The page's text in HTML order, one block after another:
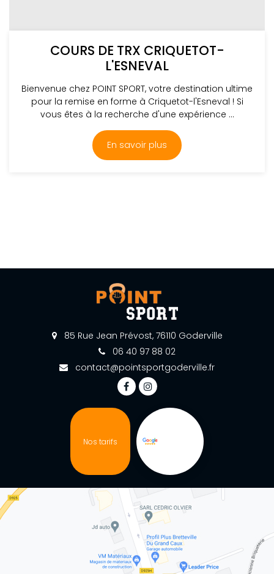
COURS DE TRX CRIQUETOT-
L'ESNEVAL
Bienvenue chez POINT SPORT, votre destination ultime
pour la remise en forme à Criquetot-l'Esneval ! Si
vous êtes à la recherche d'une expérience ...
En savoir plus
85 Rue Jean Prévost, 76110 Goderville
06 40 97 88 02
contact@pointsportgoderville.fr
Nos tarifs